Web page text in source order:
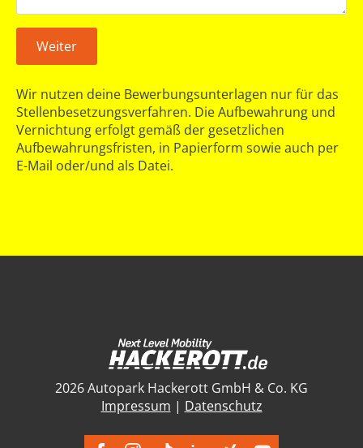
Weiter
Wir nutzen deine Bewerbungsunterlagen nur für das
Stellenbesetzungsverfahren. Die Aufbewahrung und
Vernichtung erfolgt gemäß der gesetzlichen
Aufbewahrungsfristen, in Papierform sowie auch per
E-Mail oder/und als Datei.
2026 Autopark Hackerott GmbH & Co. KG
Impressum | Datenschutz